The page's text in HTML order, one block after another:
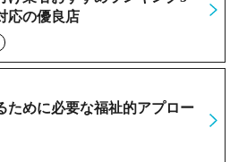
応の優良店
ために必要な福祉的アプロー